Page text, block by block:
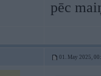
pēc
01. May 2025,